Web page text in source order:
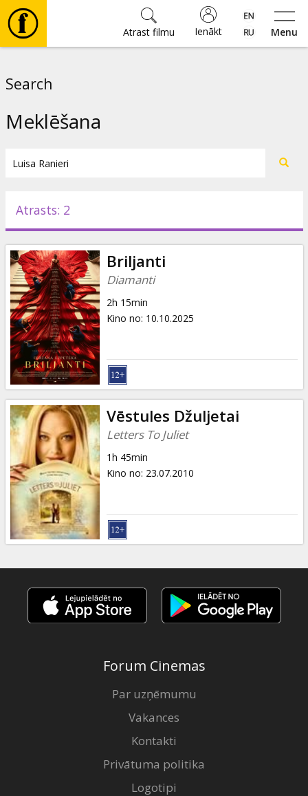
Menu
Ienākt
Atrast filmu
Pasākumi
Ziņas
Dāvanu
kartes
Uzkodas
B2B
Kino
Klubs
Search
Meklēšana
Atrasts: 2
Briljanti
Diamanti
2h 15min
Kino no: 10.10.2025
Vēstules Džuljetai
Letters To Juliet
1h 45min
Kino no: 23.07.2010
Forum Cinemas
Par uzņēmumu
Vakances
Kontakti
Privātuma politika
Logotipi